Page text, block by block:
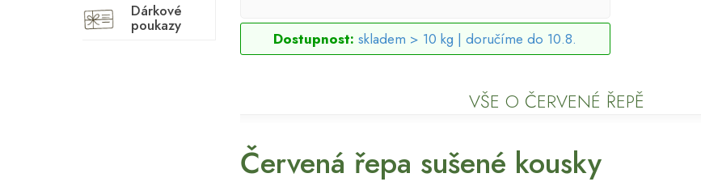
Dárkové
poukazy
Dostupnost: skladem > 10 kg |doručíme do 10.8.
VŠE O ČERVENÉ ŘEPĚ
Červená řepa sušené kousky